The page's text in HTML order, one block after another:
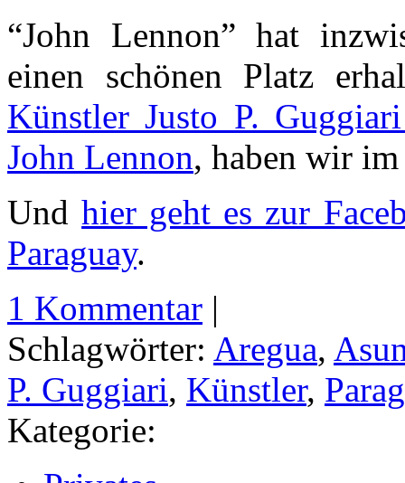
“John Lennon” hat
einen schönen Platz
Künstler Justo P.
John Lennon, haben wir
Undhier geht es zur
Paraguay.
1 Kommentar |
Schlagwörter: Aregua,
P. Guggiari, Künstler,
Kategorie: